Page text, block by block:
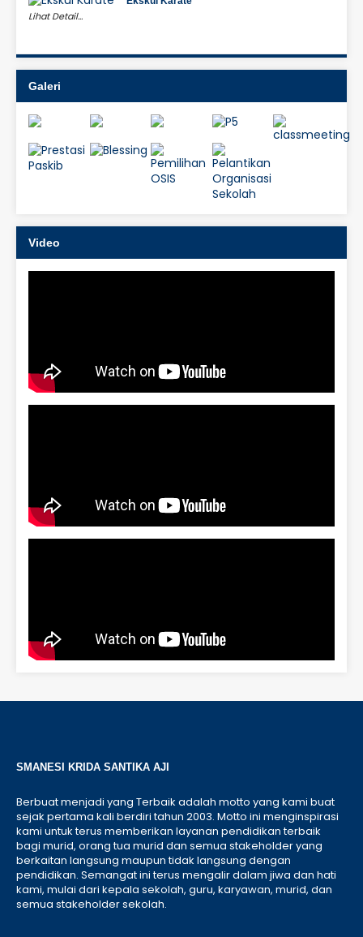
Lihat Detail...
Galeri
Video
SMANESI KRIDA SANTIKA AJI
Berbuat menjadi yang Terbaik adalah motto yang kami buat
sejak pertama kali berdiri tahun 2003. Motto ini menginspirasi
kami untuk terus memberikan layanan pendidikan terbaik
bagi murid, orang tua murid dan semua stakeholder yang
berkaitan langsung maupun tidak langsung dengan
pendidikan. Semangat ini terus mengalir dalam jiwa dan hati
kami, mulai dari kepala sekolah, guru, karyawan, murid, dan
semua stakeholder sekolah.